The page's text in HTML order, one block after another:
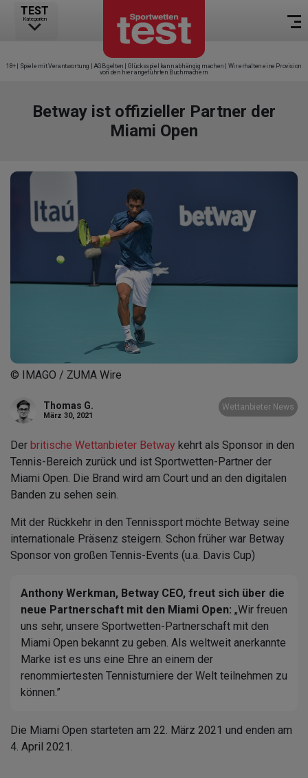
TEST
Kategorien
18+ | Spiele mit Verantwortung | AGB gelten | Glücksspiel kann abhängig machen | Wir erhalten eine Provision
von den hier angeführten Buchmachern
Betway ist offizieller Partner der
Miami Open
© IMAGO / ZUMA Wire
Thomas G.
März 30, 2021
Wettanbieter News
Der britische Wettanbieter Betway kehrt als Sponsor in den
Tennis-Bereich zurück und ist Sportwetten-Partner der
Miami Open. Die Brand wird am Court und an den digitalen
Banden zu sehen sein.
Mit der Rückkehr in den Tennissport möchte Betway seine
internationale Präsenz steigern. Schon früher war Betway
Sponsor von großen Tennis-Events (u.a. Davis Cup)
Anthony Werkman, Betway CEO, freut sich über die
neue Partnerschaft mit den Miami Open: „Wir freuen
uns sehr, unsere Sportwetten-Partnerschaft mit den
Miami Open bekannt zu geben. Als weltweit anerkannte
Marke ist es uns eine Ehre an einem der
renommiertesten Tennisturniere der Welt teilnehmen zu
können.”
Die Miami Open starteten am 22. März 2021 und enden am
4. April 2021.